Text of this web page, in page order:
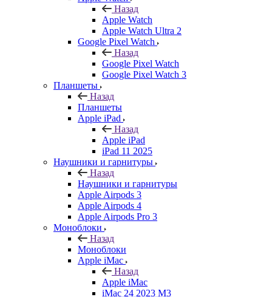
Назад
Apple Watch
Apple Watch Ultra 2
Google Pixel Watch
Назад
Google Pixel Watch
Google Pixel Watch 3
Планшеты
Назад
Планшеты
Apple iPad
Назад
Apple iPad
iPad 11 2025
Наушники и гарнитуры
Назад
Наушники и гарнитуры
Apple Airpods 3
Apple Airpods 4
Apple Airpods Pro 3
Моноблоки
Назад
Моноблоки
Apple iMac
Назад
Apple iMac
iMac 24 2023 M3